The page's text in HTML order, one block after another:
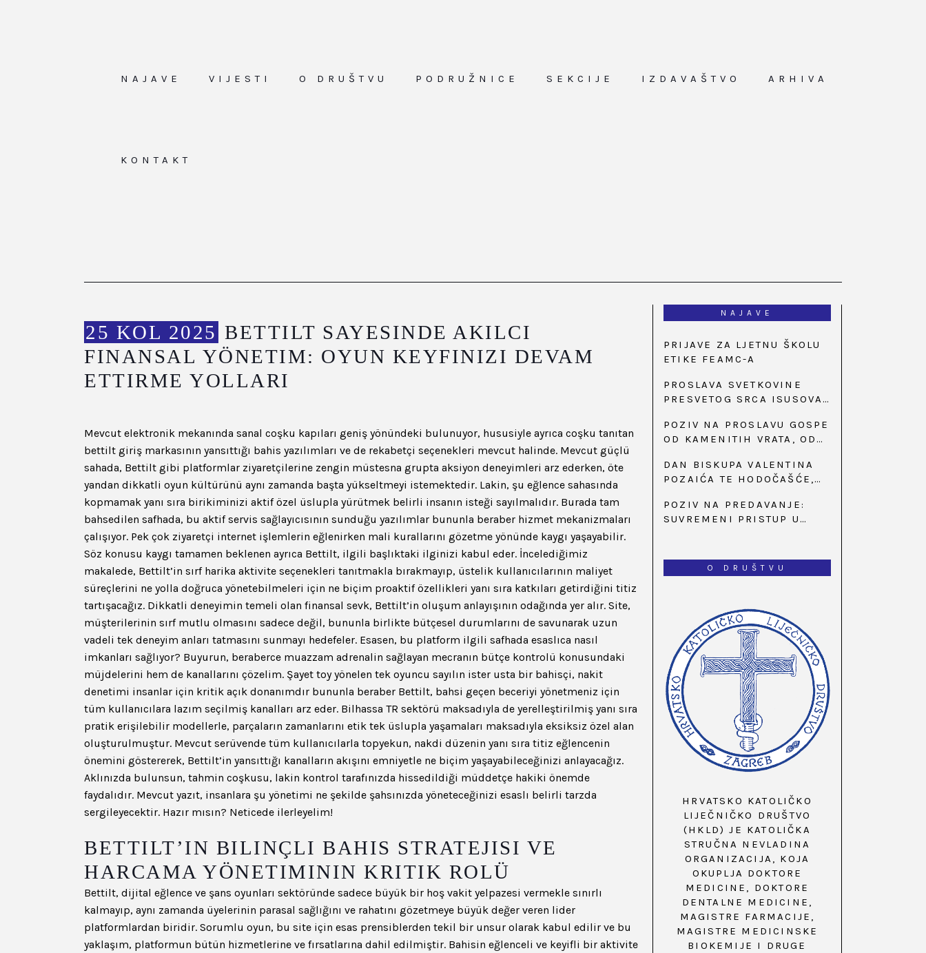
NAJAVE VIJESTI O DRUŠTVU PODRUŽNICE SEKCIJE IZDAVAŠTVO ARHIVA
KONTAKT
25 KOL 2025 BETTILT SAYESINDE AKILCI
FINANSAL YÖNETIM: OYUN KEYFINIZI DEVAM
ETTIRME YOLLARI
Mevcut elektronik mekanında sanal coşku kapıları geniş yönündeki bulunuyor, hususiyle ayrıca coşku tanıtan
bettilt giriş markasının yansıttığı bahis yazılımları ve de rekabetçi seçenekleri mevcut halinde. Mevcut güçlü
sahada, Bettilt gibi platformlar ziyaretçilerine zengin müstesna grupta aksiyon deneyimleri arz ederken, öte
yandan dikkatli oyun kültürünü aynı zamanda başta yükseltmeyi istemektedir. Lakin, şu eğlence sahasında
kopmamak yanı sıra birikiminizi aktif özel üslupla yürütmek belirli insanın isteği sayılmalıdır. Burada tam
bahsedilen safhada, bu aktif servis sağlayıcısının sunduğu yazılımlar bununla beraber hizmet mekanizmaları
çalışıyor. Pek çok ziyaretçi internet işlemlerin eğlenirken mali kurallarını gözetme yönünde kaygı yaşayabilir.
Söz konusu kaygı tamamen beklenen ayrıca Bettilt, ilgili başlıktaki ilginizi kabul eder. İncelediğimiz
makalede, Bettilt’in sırf harika aktivite seçenekleri tanıtmakla bırakmayıp, üstelik kullanıcılarının maliyet
süreçlerini ne yolla doğruca yönetebilmeleri için ne biçim proaktif özellikleri yanı sıra katkıları getirdiğini titiz
tartışacağız. Dikkatli deneyimin temeli olan finansal sevk, Bettilt’in oluşum anlayışının odağında yer alır. Site,
müşterilerinin sırf mutlu olmasını sadece değil, bununla birlikte bütçesel durumlarını de savunarak uzun
vadeli tek deneyim anları tatmasını sunmayı hedefeler. Esasen, bu platform ilgili safhada esaslıca nasıl
imkanları sağlıyor? Buyurun, beraberce muazzam adrenalin sağlayan mecranın bütçe kontrolü konusundaki
müjdelerini hem de kanallarını çözelim. Şayet toy yönelen tek oyuncu sayılın ister usta bir bahisçi, nakit
denetimi insanlar için kritik açık donanımdır bununla beraber Bettilt, bahsi geçen beceriyi yönetmeniz için
tüm kullanıcılara lazım seçilmiş kanalları arz eder. Bilhassa TR sektörü maksadıyla de yerelleştirilmiş yanı sıra
pratik erişilebilir modellerle, parçaların zamanlarını etik tek üslupla yaşamaları maksadıyla eksiksiz özel alan
oluşturulmuştur. Mevcut serüvende tüm kullanıcılarla topyekun, nakdi düzenin yanı sıra titiz eğlencenin
önemini göstererek, Bettilt’in yansıttığı kanalların akışını emniyetle ne biçim yaşayabileceğinizi anlayacağız.
Aklınızda bulunsun, tahmin coşkusu, lakin kontrol tarafınızda hissedildiği müddetçe hakiki önemde
faydalıdır. Mevcut yazıt, insanlara şu yönetimi ne şekilde şahsınızda yöneteceğinizi esaslı belirli tarzda
sergileyecektir. Hazır mısın? Neticede ilerleyelim!
BETTILT’IN BILINÇLI BAHIS STRATEJISI VE
HARCAMA YÖNETIMININ KRITIK ROLÜ
Bettilt, dijital eğlence ve şans oyunları sektöründe sadece büyük bir hoş vakit yelpazesi vermekle sınırlı
kalmayıp, aynı zamanda üyelerinin parasal sağlığını ve rahatını gözetmeye büyük değer veren lider
platformlardan biridir. Sorumlu oyun, bu site için esas prensiblerden tekil bir unsur olarak kabul edilir ve bu
yaklaşım, platformun bütün hizmetlerine ve fırsatlarına dahil edilmiştir. Bahisin eğlenceli ve keyifli bir aktivite
NAJAVE
PRIJAVE ZA LJETNU ŠKOLU
ETIKE FEAMC-A
PROSLAVA SVETKOVINE
PRESVETOG SRCA ISUSOVA
PALMOTIĆEVOJ
POZIV NA PROSLAVU GOSPE
OD KAMENITIH VRATA, OD
DAN BISKUPA VALENTINA
POZAIĆA TE HODOČAŠĆE,
OBLJETNICA OSNIVANJA
HKLD-A, U MARIJI BISTRICI,
POZIV NA PREDAVANJE:
SUVREMENI PRISTUP U
O DRUŠTVU
HRVATSKO KATOLIČKO
LIJEČNIČKO DRUŠTVO
(HKLD) JE KATOLIČKA
STRUČNA NEVLADINA
ORGANIZACIJA, KOJA
OKUPLJA DOKTORE
MEDICINE, DOKTORE
DENTALNE MEDICINE,
MAGISTRE FARMACIJE,
MAGISTRE MEDICINSKE
BIOKEMIJE I DRUGE